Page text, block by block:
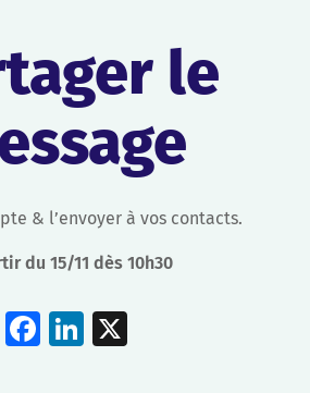
le
& l’envoyer à vos contacts.
du 15/11 dès 10h30
Facebook
LinkedIn